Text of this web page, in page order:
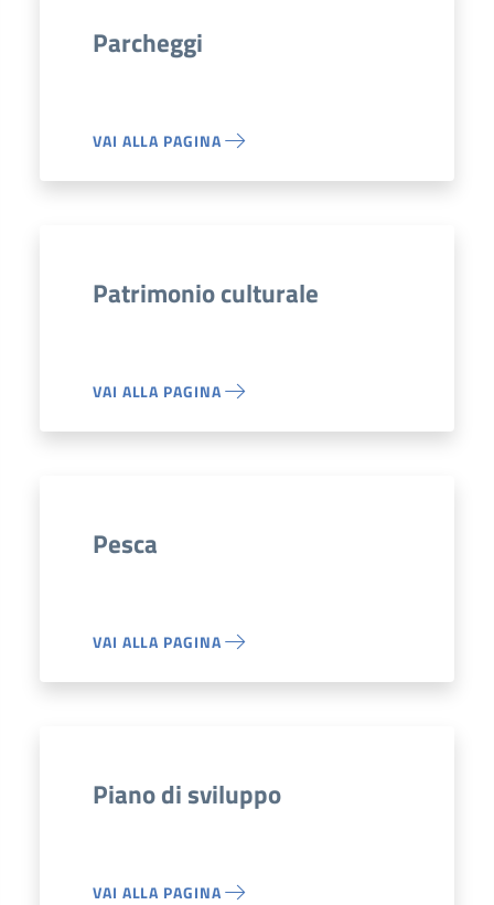
Parcheggi
VAI ALLA PAGINA
Patrimonio culturale
VAI ALLA PAGINA
Pesca
VAI ALLA PAGINA
Piano di sviluppo
VAI ALLA PAGINA